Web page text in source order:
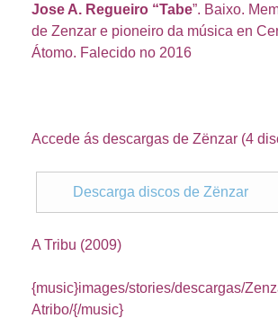
Jose A. Regueiro “Tabe”. Baixo.
de Zenzar e pioneiro da música en
Átomo. Falecido no 2016
Accede ás descargas de Zënzar (4
Descarga discos de Zënzar
A Tribu (2009)
{music}images/stories/descargas/
Atribo/{/music}